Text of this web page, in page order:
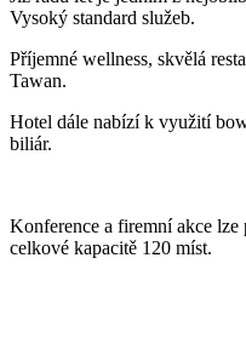
Vysoký standard služeb.
Příjemné wellness, skvělá
Tawan.
Hotel dále nabízí k využití
biliár.
Konference a firemní akce lze
celkové kapacitě 120 míst.